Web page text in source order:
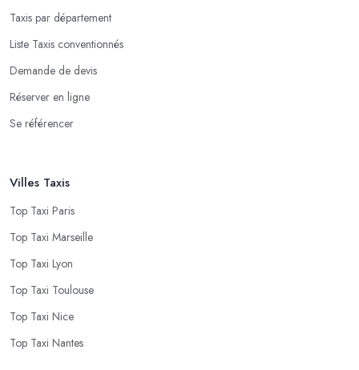
Taxis par département
Liste Taxis conventionnés
Demande de devis
Réserver en ligne
Se référencer
Villes Taxis
Top Taxi Paris
Top Taxi Marseille
Top Taxi Lyon
Top Taxi Toulouse
Top Taxi Nice
Top Taxi Nantes